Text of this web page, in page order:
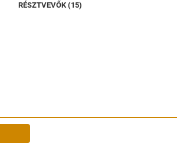
RÉSZTVEVŐK (15)